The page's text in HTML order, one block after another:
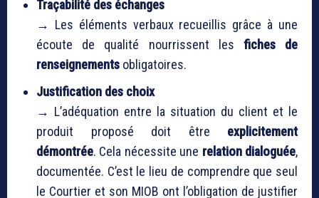
Traçabilité des échanges
→ Les éléments verbaux recueillis grâce à une
écoute de qualité nourrissent les fiches de
renseignements obligatoires.
Justification des choix
→ L’adéquation entre la situation du client et le
produit proposé doit être explicitement
démontrée. Cela nécessite une relation dialoguée,
documentée. C’est le lieu de comprendre que seul
le Courtier et son MIOB ont l’obligation de justifier